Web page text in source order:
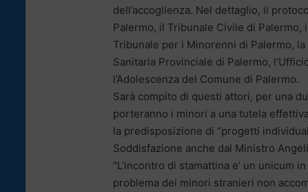
dell’accoglienza. Nel dettaglio, il
Palermo, il Tribunale Civile di
Tribunale per i Minorenni di Palermo, la
Sanitaria Provinciale di Palermo,
l’Adolescenza del Comune di Palermo.
Sarà compito di questi attori, per una
porteranno i minori a una tutela
la predisposizione di “progetti
Soddisfazione anche dal Ministro
“L’incontro di stamattina e’ un
problema dei minori stranieri non